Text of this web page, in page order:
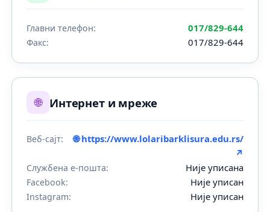
Главни телефон: 017/829-644
Факс: 017/829-644
🌐 Интернет и мреже
Веб-сајт:
🌐 https://www.lolaribarklisura.edu.rs/
↗
Службена е-пошта: Није уписана
Facebook: Није уписан
Instagram: Није уписан